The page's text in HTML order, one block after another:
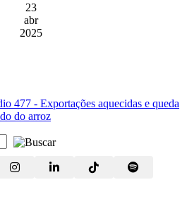
23
abr
2025
477 - Exportações aquecidas e queda
do arroz